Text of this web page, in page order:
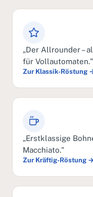
„Der Allrounder –
für Vollautomaten."
Zur Klassik-Röstung
„Erstklassige
Macchiato."
Zur Kräftig-Röstung →